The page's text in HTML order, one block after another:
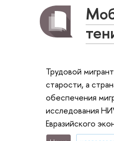
Трудовой
старости, а
обеспечения
исследования
Евразийского